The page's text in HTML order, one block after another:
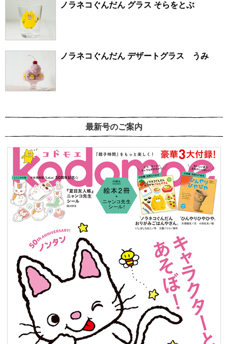
ノラネコぐんだん グラス そらをとぶ
ノラネコぐんだん デザートグラス うみ
最新号のご案内